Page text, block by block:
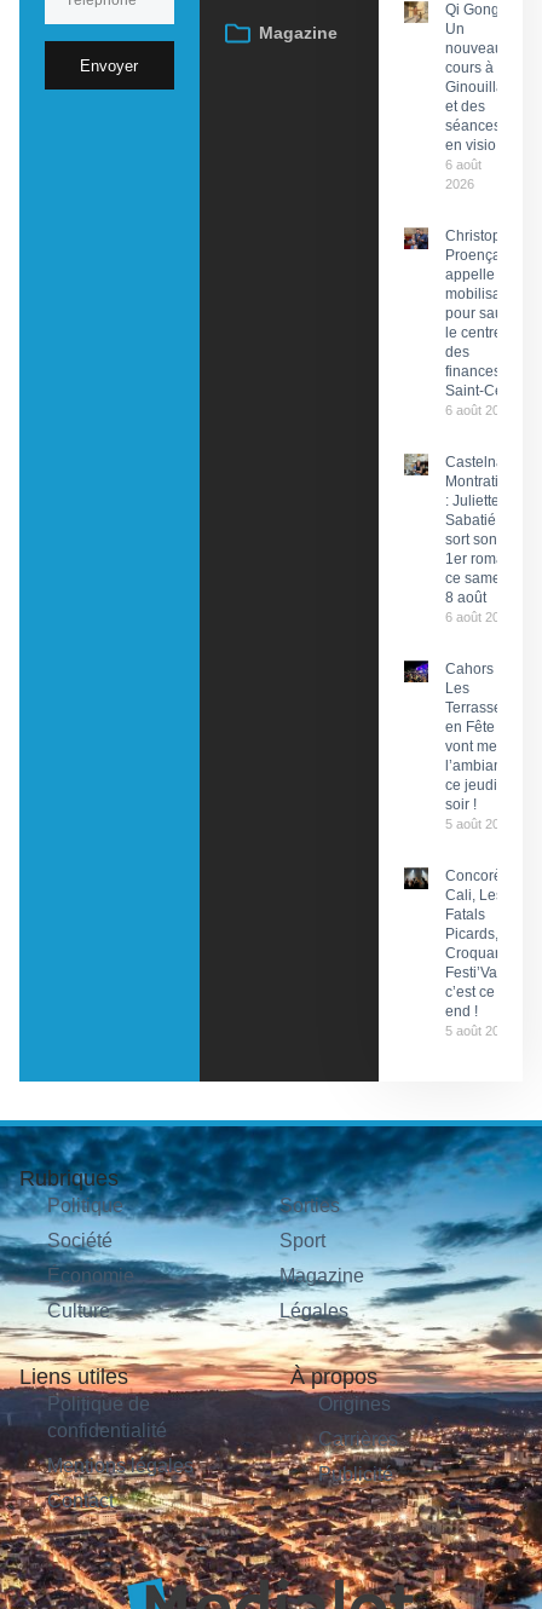
Envoyer
Magazine
Qi Gong :
Un
nouveau
cours à
Ginouillac
et des
séances
en visio
6 août
2026
Christophe
Proença
appelle à la
mobilisation
pour sauver
le centre
des
finances de
Saint-Céré
6 août 2026
Castelnau-
Montratier
: Juliette
Sabatié
sort son
1er roman
ce samedi
8 août
6 août 2026
Cahors :
Les
Terrasses
en Fête
vont mettre
l’ambiance
ce jeudi
soir !
5 août 2026
Concorès :
Cali, Les
Fatals
Picards, Les
Croquants…
Festi’ValCéou,
c’est ce week-
end !
5 août 2026
Rubriques
Politique
Société
Économie
Culture
Sorties
Sport
Magazine
Légales
Liens utiles
Politique de
confidentialité
Mentions légales
Contact
À propos
Origines
Carrières
Publicité